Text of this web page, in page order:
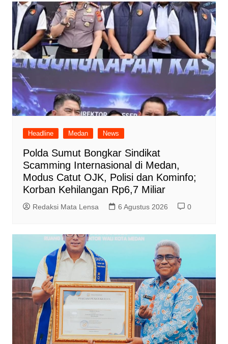
Headline Medan News
Polda Sumut Bongkar Sindikat
Scamming Internasional di Medan,
Modus Catut OJK, Polisi dan Kominfo;
Korban Kehilangan Rp6,7 Miliar
Redaksi Mata Lensa 6 Agustus 2026 0